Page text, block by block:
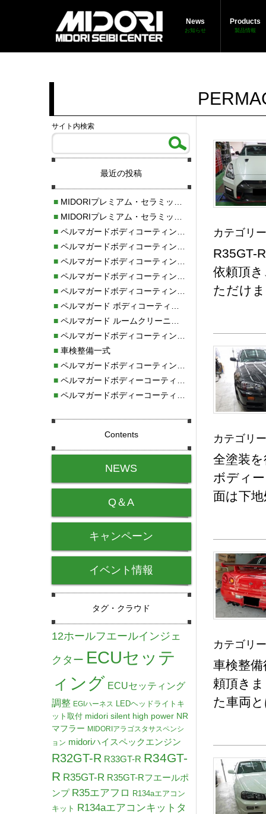
News
お知らせ
Products
製品情報
カテゴリ
R35GT-
依頼頂
ただけ
カテゴリ
全塗装
ボディ
面は下
カテゴリ
車検整
頼頂き
た車両
サイト内検索
最近の投稿
■MIDORIプレミアム・セラミックボディコーティング施工
■MIDORIプレミアム・セラミックボディコーティング施工
■ペルマガードボディコーティング施工
■ペルマガードボディコーティング新規施工
■ペルマガードボディコーティングメンテナンス施工
■ペルマガードボディコーティング新規施工
■ペルマガードボディコーティング新規施工
■ペルマガード ボディコーティング新規施工
■ペルマガード ルームクリーニング新規施工
■ペルマガードボディコーティング新規施工
■車検整備一式
■ペルマガードボディコーティング新規施工
■ペルマガードボディーコーティングメンテナンス施工
■ペルマガードボディーコーティングメンテンス施工
Contents
NEWS
Q＆A
キャンペーン
イベント情報
タグ・クラウド
12ホールフエールインジェ
クター ECUセッテ
ィング ECUセッティング
調整 EGIハーネス LEDヘッドライトキ
ット取付 midori silent high power NR
マフラー MIDORIアラゴスタサスペンシ
ョン midoriハイスペックエンジン
R32GT-R R33GT-R R34GT-
R R35GT-R R35GT-Rフエールポ
ンプ R35エアフロ R134aエアコン
キット R134aエアコンキットタ